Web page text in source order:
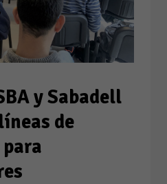
y Sabadell
de